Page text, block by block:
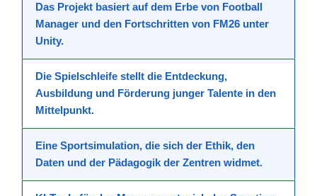
Das Projekt basiert auf dem Erbe von Football
Manager und den Fortschritten von FM26 unter
Unity.
Die Spielschleife stellt die Entdeckung,
Ausbildung und Förderung junger Talente in den
Mittelpunkt.
Eine Sportsimulation, die sich der Ethik, den
Daten und der Pädagogik der Zentren widmet.